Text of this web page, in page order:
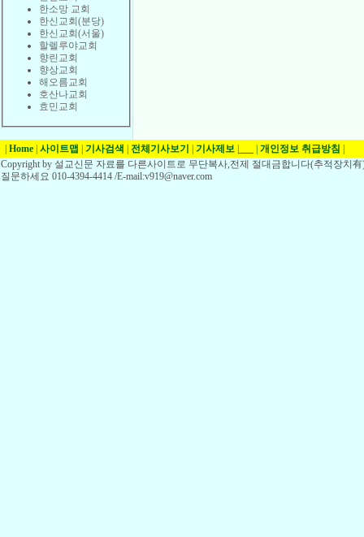
한소망 교회
한신교회(분당)
한신교회(서울)
할렐루야교회
향린교회
향상교회
해오름교회
호산나교회
효민교회
Home 사이트맵 기사검색 전체기사보기 기사제보 개인정보 취급방침
Copyright by 설교신문 자료를 다른사이트로 무단복사,전제 절대금합니다(추적장치
질문하세요 010-4394-4414 /E-mail:v919@naver.com